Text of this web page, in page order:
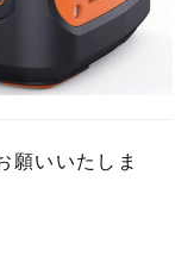
願いいたしま